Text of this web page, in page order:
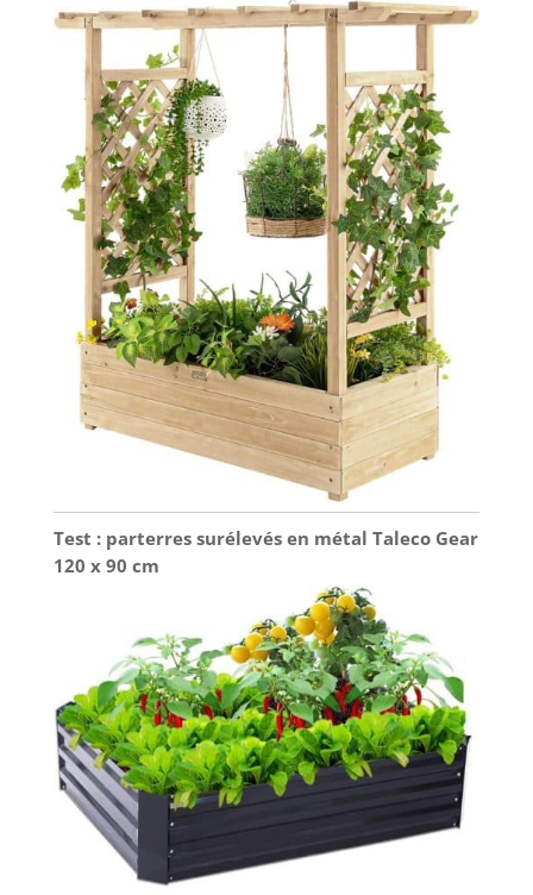
Garantie du fabricant de 3 ans : nous sommes fiers
de notre qualité. Votre investissement est protégé
par une garantie de 3 ans leader de l'industrie,
assurant un soutien à long terme et une vie de
jardinage intérieur réussi, contrairement à la
couverture standard d'un an offerte par les
concurrents. Design axé sur la communauté : né
du financement participatif réussi et des
commentaires étendus de la communauté,
Plantone est le jardin intelligent qui écoute
vraiment les utilisateurs. Nous avons incorporé
des informations réelles pour fournir le jardin
intérieur le plus efficace et le plus convivial à ce
jour.
Test : parterres surélevés en métal Taleco Gear
120 x 90 cm